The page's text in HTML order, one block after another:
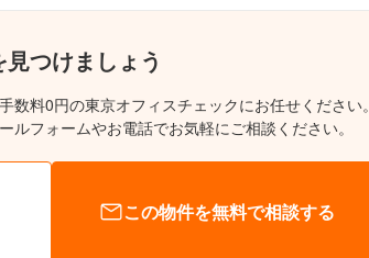
つけましょう
料0円の東京オフィスチェックにお任せください。
フォームやお電話でお気軽にご相談ください。
この物件を無料で相談する